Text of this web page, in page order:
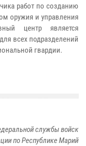
работ по созданию
оружия и управления
центр является
всех подразделений
гвардии.
службы войск
по Республике Марий